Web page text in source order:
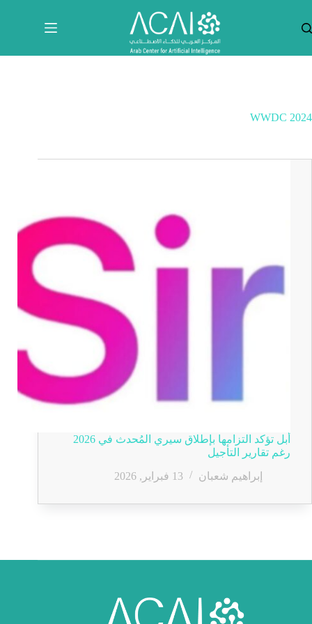
المحتوى
WWDC 2024
أبل تؤكد التزامها بإطلاق سيري المُحدث في 2026
رغم تقارير التأجيل
إبراهيم شعبان
13 فبراير, 2026